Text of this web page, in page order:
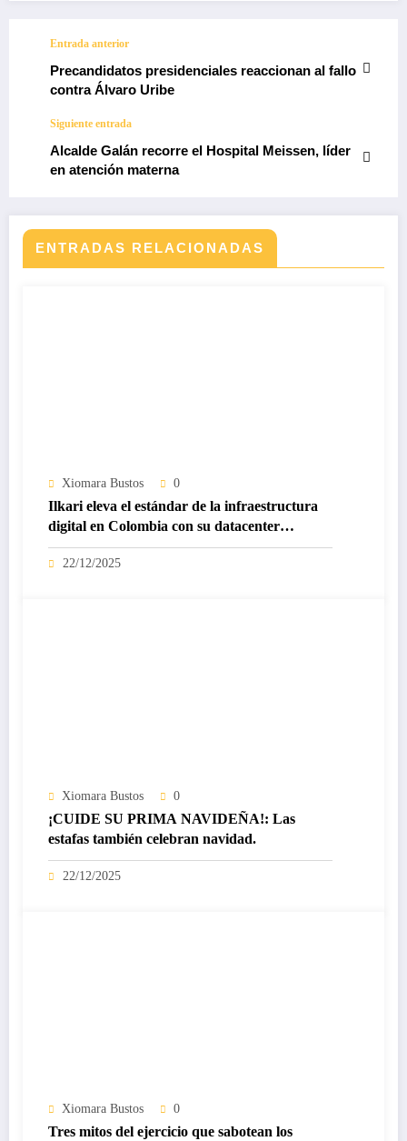
Entrada anterior
Precandidatos presidenciales reaccionan al fallo
contra Álvaro Uribe
Siguiente entrada
Alcalde Galán recorre el Hospital Meissen, líder
en atención materna
ENTRADAS RELACIONADAS
Xiomara Bustos 0
Ilkari eleva el estándar de la infraestructura
digital en Colombia con su datacenter
certificado Nivel IV de ICREA
22/12/2025
Xiomara Bustos 0
¡CUIDE SU PRIMA NAVIDEÑA!: Las
estafas también celebran navidad.
22/12/2025
Xiomara Bustos 0
Tres mitos del ejercicio que sabotean los